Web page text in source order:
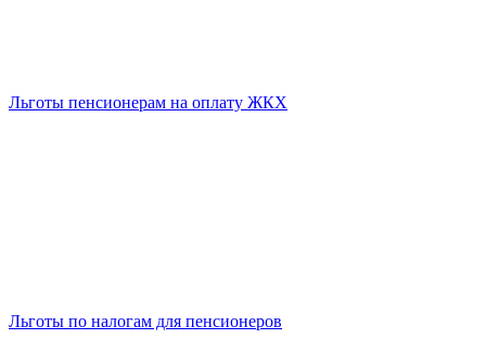
Льготы пенсионерам на оплату ЖКХ
Льготы по налогам для пенсионеров